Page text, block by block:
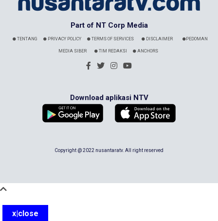
Part of NT Corp Media
TENTANG PRIVACY POLICY TERMS OF SERVICES DISCLAIMER PEDOMAN
MEDIA SIBER TIM REDAKSI ANCHORS
Download aplikasi NTV
Copyright @ 2022 nusantaratv. All right reserved
x|close